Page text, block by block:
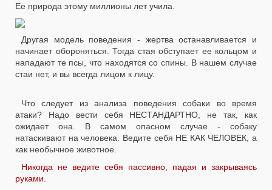
Ее природа этому миллионы лет учила.
Другая модель поведения - жертва останавливается и
начинает обороняться. Тогда стая обступает ее кольцом и
нападают те псы, что находятся со спины. В нашем случае
стаи нет, и вы всегда лицом к лицу.
Что следует из анализа поведения собаки во время
атаки? Надо вести себя НЕСТАНДАРТНО, не так, как
ожидает она. В самом опасном случае - собаку
натаскивают на человека. Ведите себя НЕ КАК ЧЕЛОВЕК, а
как необычное животное.
Никогда не ведите себя пассивно, падая и закрываясь
руками.